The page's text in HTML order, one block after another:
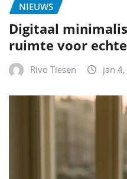
NIEUWS
Digitaal
ruimte voor
Rivo Tiesen jan